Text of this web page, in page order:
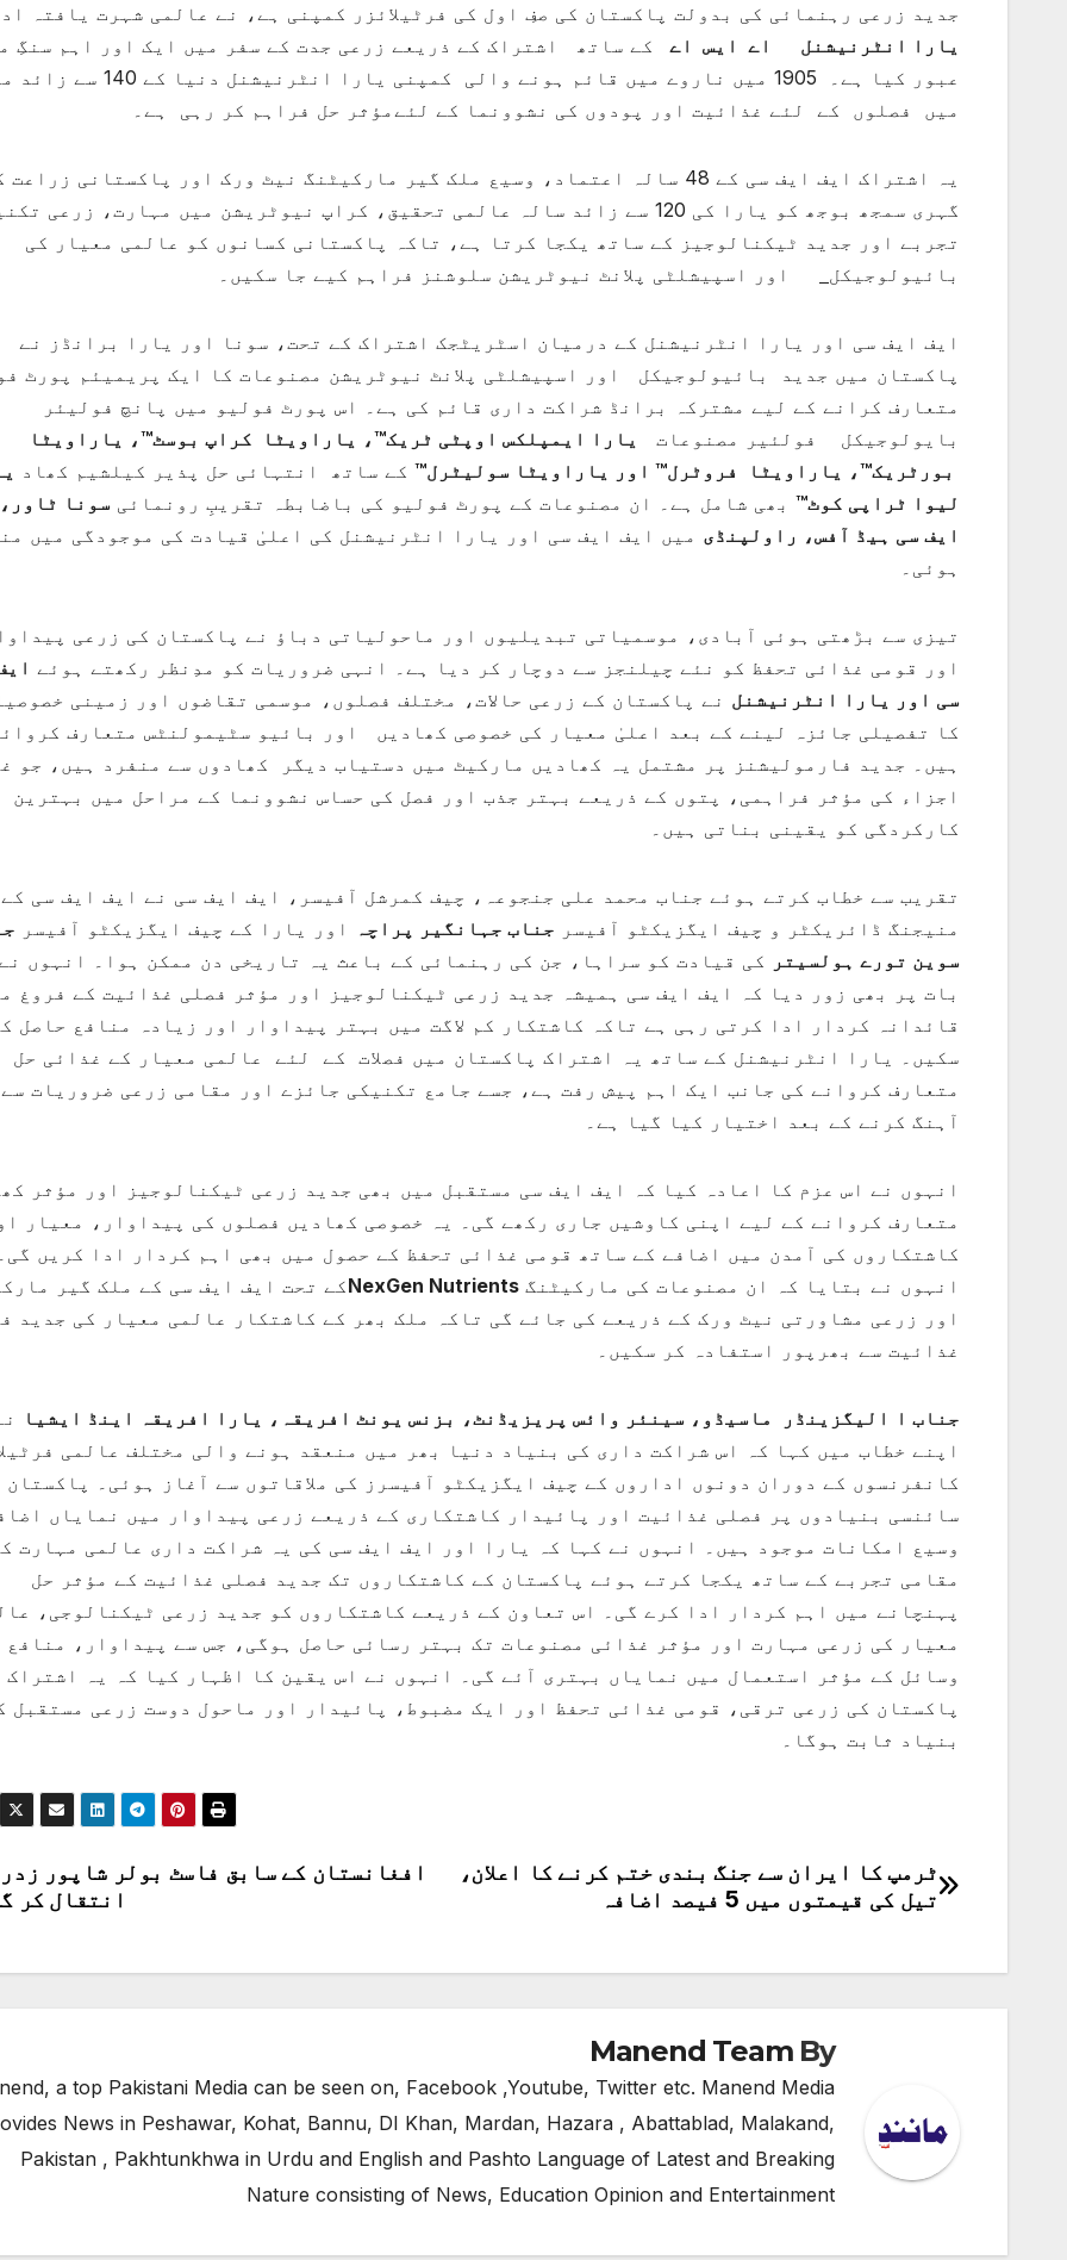
جدید زرعی رہنمائی کی بدولت پاکستان کی صفِ اول کی فرٹیلائزر کمپنی ہے، نے عالمی شہرت یافتہ
یارا انٹرنیشنل اے ایس اے
کے ساتھ اشتراک کے ذریعے زرعی جدت کے سفر میں ایک اور اہم سنگِ
عبور کیا ہے۔ 1905 میں ناروے میں قائم ہونے والی کمپنی یارا
میں فصلوں کے لئے غذائیت اور پودوں کی نشوونما کے لئےمؤثر حل فراہم کر رہی ہے۔
یہ اشتراک ایف ایف سی کے 48 سالہ اعتماد، وسیع ملک گیر مارکیٹنگ نیٹ ورک اور پاکستانی زراعت
گہری سمجھ بوجھ کو یارا کی 120 سے زائد سالہ عالمی تحقیق، کراپ نیوٹریشن میں مہارت، زرعی
تجربے اور جدید ٹیکنالوجیز کے ساتھ یکجا کرتا ہے، تاکہ پاکستانی کسانوں کو عالمی معیار کی
بائیولوجیکل
اور اسپیشلٹی پلانٹ نیوٹریشن سلوشنز فراہم کیے جا سکیں۔
ایف ایف سی اور یارا انٹرنیشنل کے درمیان اسٹریٹجک اشتراک کے تحت، سونا اور یارا برانڈز نے
پاکستان میں جدید بائیولوجیکل اور اسپیشلٹی پلانٹ نیوٹریشن مصنوعات کا ایک پریمیئم پورٹ
متعارف کرانے کے لیے مشترکہ برانڈ شراکت داری قائم کی ہے۔ اس پورٹ فولیو میں پانچ فولیئر
بایولوجیکل فولئیر مصنوعات
یارا ایمپلکس اوپٹی ٹریک™، یاراویٹا
کراپ بوسٹ™، یاراویٹا
بورٹریک™، یاراویٹا
فروٹرل™ اور یاراویٹا سولیٹرل™ کے ساتھ انتہائی حل پذیر کیلشیم کھاد
لیوا ٹراپی کوٹ™ بھی شامل ہے۔ ان مصنوعات کے پورٹ فولیو کی باضابطہ تقریبِ رونمائی سونا
ایف سی ہیڈ آفس، راولپنڈی میں ایف ایف سی اور یارا انٹرنیشنل کی اعلیٰ قیادت کی موجودگی میں
ہوئی۔
تیزی سے بڑھتی ہوئی آبادی، موسمیاتی تبدیلیوں اور ماحولیاتی دباؤ نے پاکستان کی زرعی
اور قومی غذائی تحفظ کو نئے چیلنجز سے دوچار کر دیا ہے۔ انہی ضروریات کو مدِنظر رکھتے ہوئے
سی اور یارا انٹرنیشنل نے پاکستان کے زرعی حالات، مختلف فصلوں، موسمی تقاضوں اور زمینی
کا تفصیلی جائزہ لینے کے بعد اعلیٰ معیار کی خصوصی کھادیں اور بائیو سٹیمولنٹس متعارف
ہیں۔ جدید فارمولیشنز پر مشتمل یہ کھادیں مارکیٹ میں دستیاب دیگر کھادوں سے منفرد ہیں، جو
اجزاء کی مؤثر فراہمی، پتوں کے ذریعے بہتر جذب اور فصل کی حساس نشوونما کے مراحل میں بہترین
کارکردگی کو یقینی بناتی ہیں۔
تقریب سے خطاب کرتے ہوئے جناب محمد علی جنجوعہ، چیف کمرشل آفیسر، ایف ایف سی نے ایف ایف سی کے
منیجنگ ڈائریکٹر و چیف ایگزیکٹو آفیسر جناب جہانگیر پراچہ اور یارا کے چیف ایگزیکٹو آفیسر
سوین تورے ہولسیتر کی قیادت کو سراہا، جن کی رہنمائی کے باعث یہ تاریخی دن ممکن ہوا۔ انہوں
بات پر بھی زور دیا کہ ایف ایف سی ہمیشہ جدید زرعی ٹیکنالوجیز اور مؤثر فصلی غذائیت کے فروغ
قائدانہ کردار ادا کرتی رہی ہے تاکہ کاشتکار کم لاگت میں بہتر پیداوار اور زیادہ منافع حاصل
سکیں۔ یارا انٹرنیشنل کے ساتھ یہ اشتراک پاکستان میں فصلات کے لئے عالمی معیار کے غذائی حل
متعارف کروانے کی جانب ایک اہم پیش رفت ہے، جسے جامع تکنیکی جائزے اور مقامی زرعی ضروریات سے
آہنگ کرنے کے بعد اختیار کیا گیا ہے۔
انہوں نے اس عزم کا اعادہ کیا کہ ایف ایف سی مستقبل میں بھی جدید زرعی ٹیکنالوجیز اور مؤثر
متعارف کروانے کے لیے اپنی کاوشیں جاری رکھے گی۔ یہ خصوصی کھادیں فصلوں کی پیداوار، معیار
کاشتکاروں کی آمدن میں اضافے کے ساتھ قومی غذائی تحفظ کے حصول میں بھی اہم کردار ادا کریں گی۔
انہوں نے بتایا کہ ان مصنوعات کی مارکیٹنگ NexGen Nutrientsکے تحت ایف ایف سی کے ملک گیر
اور زرعی مشاورتی نیٹ ورک کے ذریعے کی جائے گی تاکہ ملک بھر کے کاشتکار عالمی معیار کی جدید
غذائیت سے بھرپور استفادہ کر سکیں۔
جناب ا الیگزینڈر ماسیڈو، سینئر وائس پریزیڈنٹ، بزنس یونٹ افریقہ، یارا افریقہ اینڈ ایشیا
اپنے خطاب میں کہا کہ اس شراکت داری کی بنیاد دنیا بھر میں منعقد ہونے والی مختلف عالمی
کانفرنسوں کے دوران دونوں اداروں کے چیف ایگزیکٹو آفیسرز کی ملاقاتوں سے آغاز ہوئی۔ پاکستان
سائنسی بنیادوں پر فصلی غذائیت اور پائیدار کاشتکاری کے ذریعے زرعی پیداوار میں نمایاں
وسیع امکانات موجود ہیں۔ انہوں نے کہا کہ یارا اور ایف ایف سی کی یہ شراکت داری عالمی مہارت
مقامی تجربے کے ساتھ یکجا کرتے ہوئے پاکستان کے کاشتکاروں تک جدید فصلی غذائیت کے مؤثر حل
پہنچانے میں اہم کردار ادا کرے گی۔ اس تعاون کے ذریعے کاشتکاروں کو جدید زرعی ٹیکنالوجی،
معیار کی زرعی مہارت اور مؤثر غذائی مصنوعات تک بہتر رسائی حاصل ہوگی، جس سے پیداوار، منافع
وسائل کے مؤثر استعمال میں نمایاں بہتری آئے گی۔ انہوں نے اس یقین کا اظہار کیا کہ یہ اشتراک
پاکستان کی زرعی ترقی، قومی غذائی تحفظ اور ایک مضبوط، پائیدار اور ماحول دوست زرعی مستقبل
بنیاد ثابت ہوگا۔
پوسٹوں
نیویگیشن
افغانستان کے سابق فاسٹ بولر شاپور
انتقال کر
ٹرمپ کا ایران سے جنگ بندی ختم کرنے کا اعلان،
تیل کی قیمتوں میں 5 فیصد اضافہ
By
Manend Team
a top Pakistani Media can be seen on, Facebook ,Youtube, Twitter etc. Manend Media
News in Peshawar, Kohat, Bannu, DI Khan, Mardan, Hazara , Abattablad, Malakand,
Pakistan , Pakhtunkhwa in Urdu and English and Pashto Language of Latest and Breaking
Nature consisting of News, Education Opinion and Entertainment